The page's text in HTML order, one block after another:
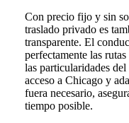
Con precio fijo y sin
traslado privado es
transparente. El
perfectamente las
las particularidades
acceso a Chicago y
fuera necesario,
tiempo posible.